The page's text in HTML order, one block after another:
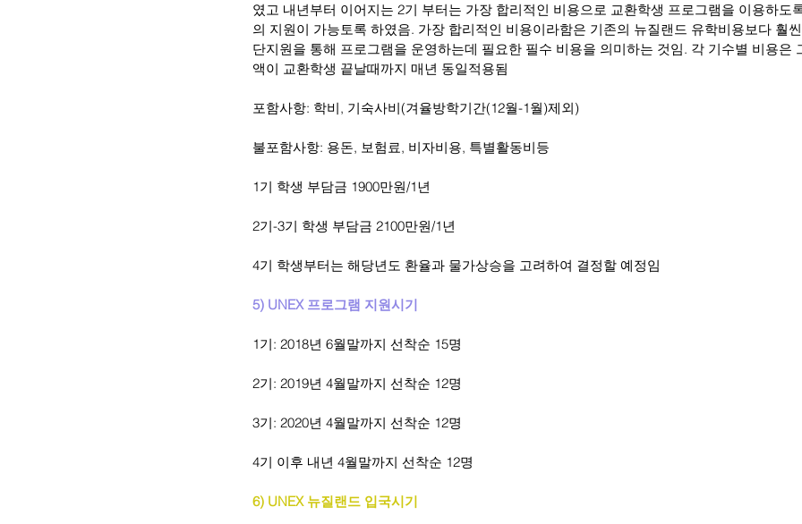
였고 내년부터 이어지는 2기 부터는 가장 합리적인 비용으로 교환학생 프로그램을 이용하도
의 지원이 가능토록 하였음. 가장 합리적인 비용이라함은 기존의 뉴질랜드 유학비용보다 훨
단지원을 통해 프로그램을 운영하는데 필요한 필수 비용을 의미하는 것임. 각 기수별 비용은
액이 교환학생 끝날때까지 매년 동일적용됨
포함사항: 학비, 기숙사비(겨율방학기간(12월-1월)제외)
불포함사항: 용돈, 보험료, 비자비용, 특별활동비등
1기 학생 부담금 1900만원/1년
2기-3기 학생 부담금 2100만원/1년
4기 학생부터는 해당년도 환율과 물가상승을 고려하여 결정할 예정임
5) UNEX 프로그램 지원시기
1기: 2018년 6월말까지 선착순 15명
2기: 2019년 4월말까지 선착순 12명
3기: 2020년 4월말까지 선착순 12명
4기 이후 내년 4월말까지 선착순 12명
6) UNEX 뉴질랜드 입국시기